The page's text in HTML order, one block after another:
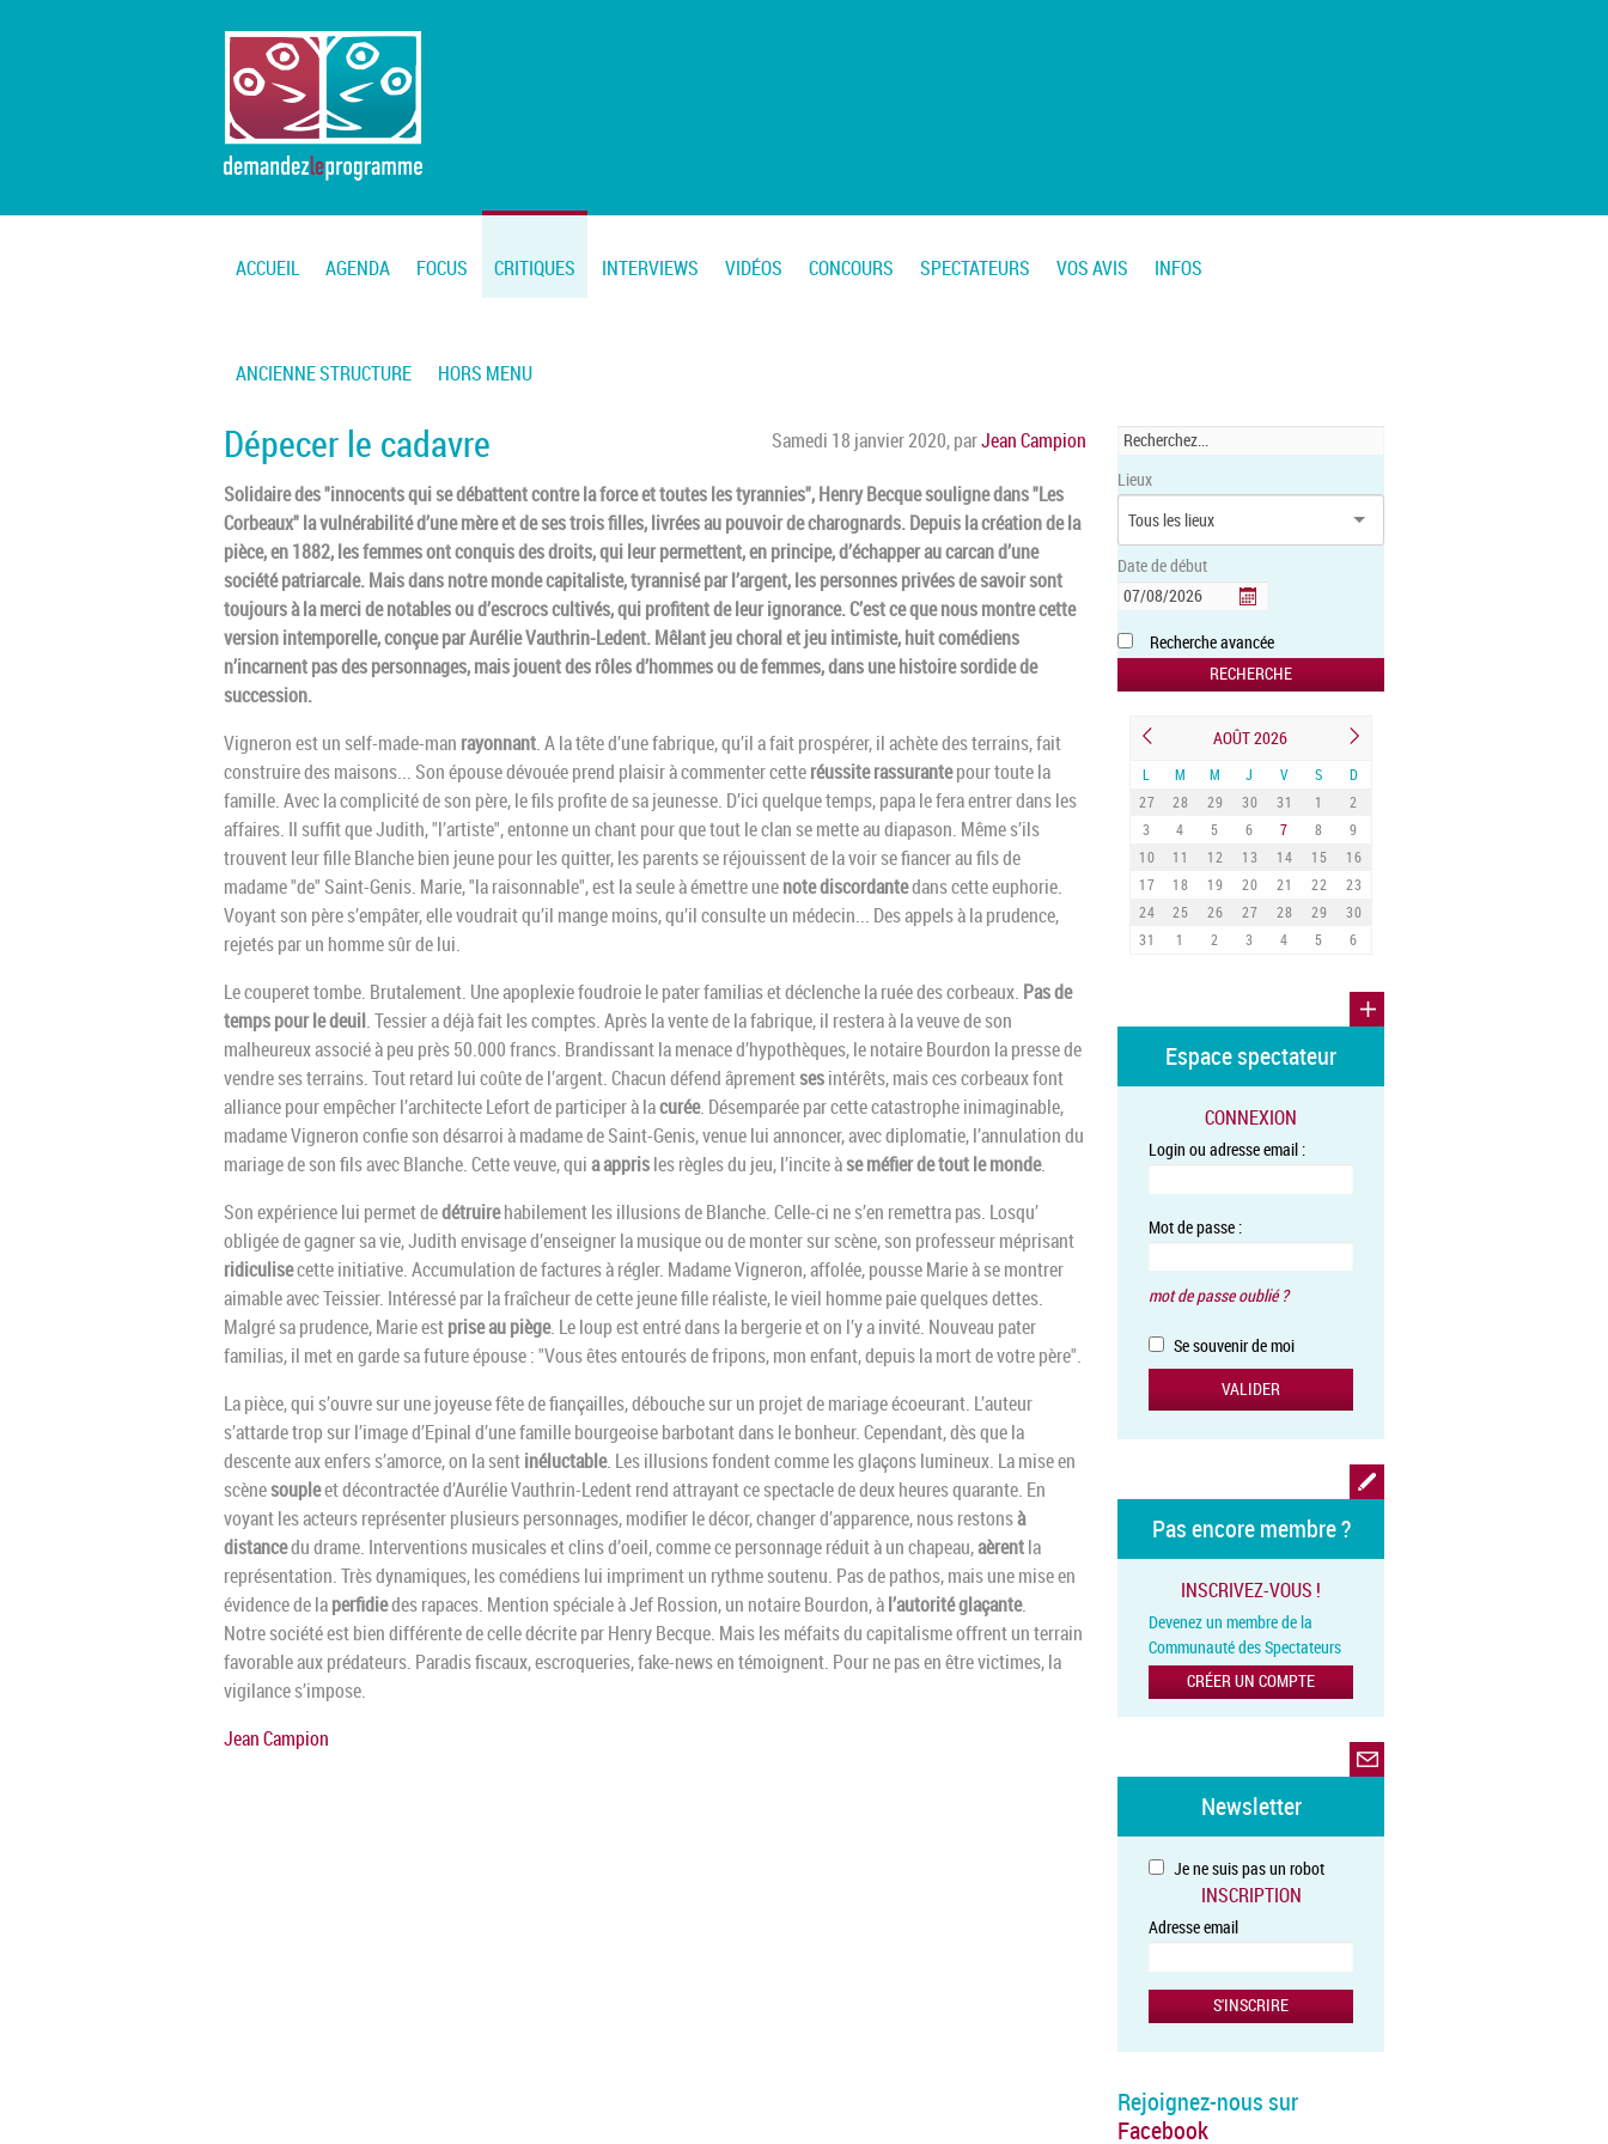
ACCUEIL AGENDA FOCUS CRITIQUES INTERVIEWS VIDÉOS CONCOURS SPECTATEURS VOS AVIS INFOS
ANCIENNE STRUCTURE HORS MENU
Samedi 18 janvier 2020,parJean Campion
Dépecer le cadavre
Solidaire des "innocents qui se débattent contre la force et toutes les tyrannies", Henry Becque souligne dans "Les
Corbeaux" la vulnérabilité d’une mère et de ses trois filles, livrées au pouvoir de charognards. Depuis la création de la
pièce, en 1882, les femmes ont conquis des droits, qui leur permettent, en principe, d’échapper au carcan d’une
société patriarcale. Mais dans notre monde capitaliste, tyrannisé par l’argent, les personnes privées de savoir sont
toujours à la merci de notables ou d’escrocs cultivés, qui profitent de leur ignorance. C’est ce que nous montre cette
version intemporelle, conçue par Aurélie Vauthrin-Ledent. Mêlant jeu choral et jeu intimiste, huit comédiens
n’incarnent pas des personnages, mais jouent des rôles d’hommes ou de femmes, dans une histoire sordide de
succession.
Vigneron est un self-made-man rayonnant. A la tête d’une fabrique, qu’il a fait prospérer, il achète des terrains, fait
construire des maisons... Son épouse dévouée prend plaisir à commenter cetteréussite rassurantepour toute la
famille. Avec la complicité de son père, le fils profite de sa jeunesse. D’ici quelque temps, papa le fera entrer dans les
affaires. Il suffit que Judith, "l’artiste", entonne un chant pour que tout le clan se mette au diapason. Même s’ils
trouvent leur fille Blanche bien jeune pour les quitter, les parents se réjouissent de la voir se fiancer au fils de
madame "de" Saint-Genis. Marie, "la raisonnable", est la seule à émettre unenote discordantedans cette euphorie.
Voyant son père s’empâter, elle voudrait qu’il mange moins, qu’il consulte un médecin... Des appels à la prudence,
rejetés par un homme sûr de lui.
Le couperet tombe. Brutalement. Une apoplexie foudroie le pater familias et déclenche la ruée des corbeaux. Pas de
temps pour le deuil. Tessier a déjà fait les comptes. Après la vente de la fabrique, il restera à la veuve de son
malheureux associé à peu près 50.000 francs. Brandissant la menace d’hypothèques, le notaire Bourdon la presse de
vendre ses terrains. Tout retard lui coûte de l’argent. Chacun défend âprementsesintérêts, mais ces corbeaux font
alliance pour empêcher l’architecte Lefort de participer à lacurée. Désemparée par cette catastrophe inimaginable,
madame Vigneron confie son désarroi à madame de Saint-Genis, venue lui annoncer, avec diplomatie, l’annulation du
mariage de son fils avec Blanche. Cette veuve, quia apprisles règles du jeu, l’incite àse méfier de tout le monde.
Son expérience lui permet dedétruirehabilement les illusions de Blanche. Celle-ci ne s’en remettra pas. Losqu’
obligée de gagner sa vie, Judith envisage d’enseigner la musique ou de monter sur scène, son professeur méprisant
ridiculisecette initiative. Accumulation de factures à régler. Madame Vigneron, affolée, pousse Marie à se montrer
aimable avec Teissier. Intéressé par la fraîcheur de cette jeune fille réaliste, le vieil homme paie quelques dettes.
Malgré sa prudence, Marie estprise au piège. Le loup est entré dans la bergerie et on l’y a invité. Nouveau pater
familias, il met en garde sa future épouse : "Vous êtes entourés de fripons, mon enfant, depuis la mort de votre père".
La pièce, qui s’ouvre sur une joyeuse fête de fiançailles, débouche sur un projet de mariage écoeurant. L’auteur
s’attarde trop sur l’image d’Epinal d’une famille bourgeoise barbotant dans le bonheur. Cependant, dès que la
descente aux enfers s’amorce, on la sentinéluctable. Les illusions fondent comme les glaçons lumineux. La mise en
scènesoupleet décontractée d’Aurélie Vauthrin-Ledent rend attrayant ce spectacle de deux heures quarante. En
voyant les acteurs représenter plusieurs personnages, modifier le décor, changer d’apparence, nous restonsà
distancedu drame. Interventions musicales et clins d’oeil, comme ce personnage réduit à un chapeau,aèrentla
représentation. Très dynamiques, les comédiens lui impriment un rythme soutenu. Pas de pathos, mais une mise en
évidence de laperfidiedes rapaces. Mention spéciale à Jef Rossion, un notaire Bourdon, àl’autorité glaçante.
Notre société est bien différente de celle décrite par Henry Becque. Mais les méfaits du capitalisme offrent un terrain
favorable aux prédateurs. Paradis fiscaux, escroqueries, fake-news en témoignent. Pour ne pas en être victimes, la
vigilance s’impose.
Jean Campion
Lieux
Date de début
Recherche avancée
AOÛT 2026
L M M J V S
D
27
28 29 30 31 1
2
3
4 5 6 7 8
9
10
11 12 13 14 15
16
17
18 19 20 21 22
23
24
25 26 27 28 29
30
31
1 2 3 4 5 6
Espace spectateur
CONNEXION
Login ou adresse email :
Mot de passe :
mot de passe oublié ?
Se souvenir de moi
Pas encore membre ?
INSCRIVEZ-VOUS !
Devenez un membre de la
Communauté des Spectateurs
CRÉER UN COMPTE
Newsletter
Je ne suis pas un robot
INSCRIPTION
Adresse email
Rejoignez-nous sur
Facebook